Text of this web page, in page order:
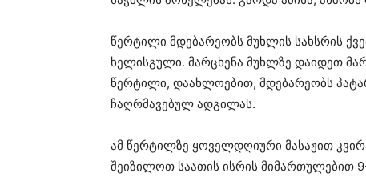
წერტილი მდებარეობს მუხლის სახსრის
ხელისგული. მარცხენა მუხლზე დაიდეთ
წერტილი, დაახლოებით, მდებარეობს
ჩაღრმავებულ ადგილას.
ამ წერტილზე ყოველდღიური მასაჟით
შეიზილოთ საათის ისრის მიმართულებით